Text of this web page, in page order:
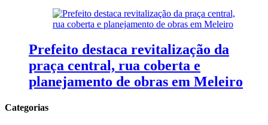
Prefeito destaca revitalização da
praça central, rua coberta e
planejamento de obras em Meleiro
Categorias